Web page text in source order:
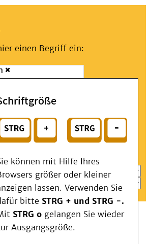
einen Begriff ein:
für Ihren Schnelleinstieg
können mit Hilfe Ihres
größer oder kleiner
lassen. Verwenden Sie
bitte STRG + und STRG -.
STRG o gelangen Sie wieder
Ausgangsgröße.
Institute/Zentren
am UKD
und Unterstützung
im Medizinwesen (KIM)